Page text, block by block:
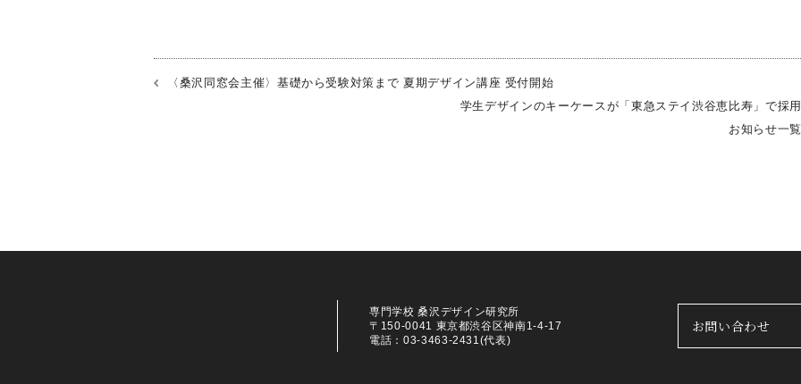
〈桑沢同窓会主催〉基礎から受験対策まで 夏期デザイン講座 受付開始
学生デザインのキーケースが「東急ステイ渋谷恵比寿」で採用
お知らせ一覧
専門学校 桑沢デザイン研究所
〒150-0041 東京都渋谷区神南1-4-17
電話：03-3463-2431(代表)
お問い合わせ